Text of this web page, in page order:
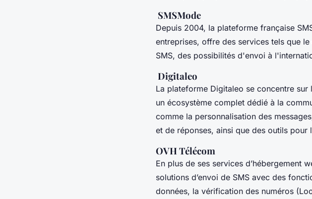
SMSMode
Depuis 2004, la plateforme française
entreprises, offre des services tels que
SMS, des possibilités d'envoi à
Digitaleo
La plateforme Digitaleo se concentre
un écosystème complet dédié à la
comme la personnalisation des
et de réponses, ainsi que des outils pour
OVH Télécom
En plus de ses services d’hébergement
solutions d’envoi de SMS avec des
données, la vérification des numéros